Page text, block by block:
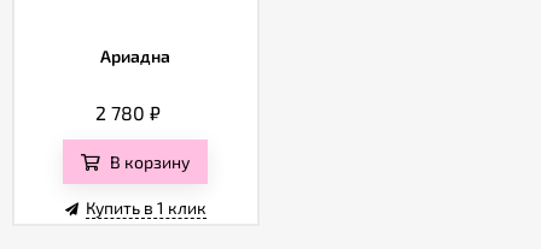
Ариадна
2 780₽
В корзину
Купить в 1 клик